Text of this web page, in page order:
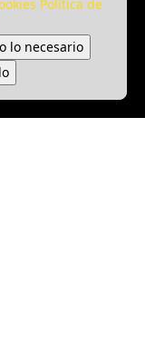
Política de
lo necesario